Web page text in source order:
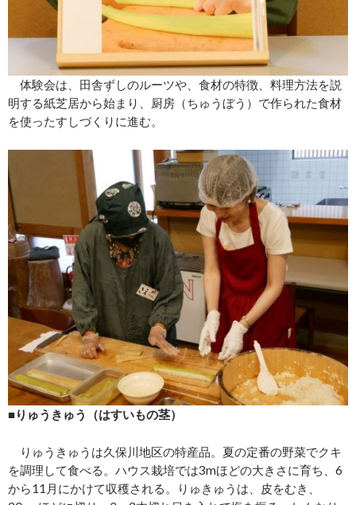
体験会は、田舎ずしのルーツや、食材の特徴、料理方法を説
明する紙芝居から始まり、厨房（ちゅうぼう）で作られた食材
を使ったすしづくりに進む。
■りゅうきゅう（はすいもの茎）
りゅうきゅうは久保川地区の特産品。夏の定番の野菜でクキ
を調理して食べる。ハウス栽培では3mほどの大きさに育ち、6
から11月にかけて収穫される。りゅきゅうは、皮をむき、